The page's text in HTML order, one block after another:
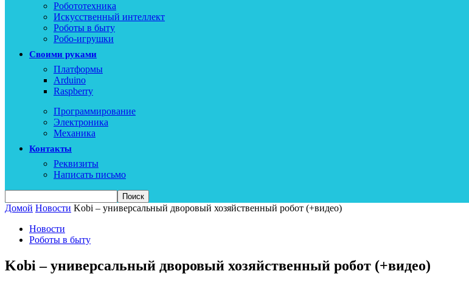
Робототехника
Искусственный интеллект
Роботы в быту
Робо-игрушки
Своими руками
Платформы
Arduino
Raspberry
Программирование
Электроника
Механика
Контакты
Реквизиты
Написать письмо
Домой Новости Kobi – универсальный дворовый хозяйственный робот (+видео)
Новости
Роботы в быту
Kobi – универсальный дворовый хозяйственный робот (+видео)